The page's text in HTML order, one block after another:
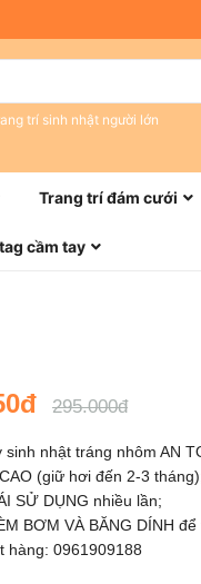
trí sinh nhật người lớn
Trang trí đám cưới
cầm tay
295.000đ
sinh nhật tráng nhôm AN
(giữ hơi đến 2-3
SỬ DỤNG nhiều lần;
BƠM VÀ BĂNG DÍNH
hàng: 0961909188